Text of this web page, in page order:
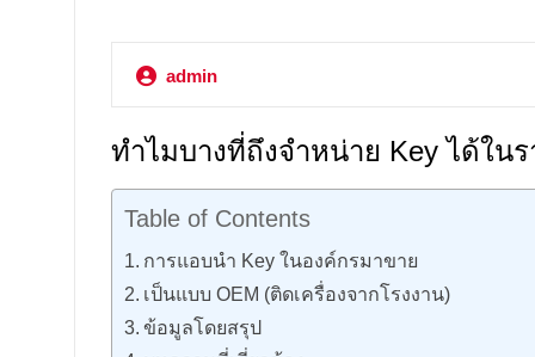
admin
ทำไมบางที่ถึงจำหน่าย Key ได้ใน
Table of Contents
การแอบนำ Key ในองค์กรมาขาย
เป็นแบบ OEM (ติดเครื่องจากโรงงาน)
ข้อมูลโดยสรุป